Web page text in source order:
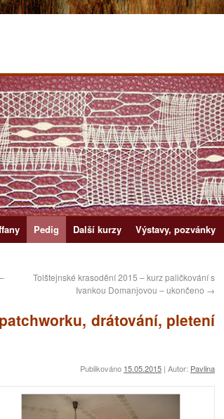
Pedig Další kurzy Výstavy, pozvánky
Tolštejnské krasodění 2015 – kurz paličkování s
Ivankou Domanjovou – ukončeno →
drátování, pletení
Publikováno 15.05.2015 | Autor: Pavlina